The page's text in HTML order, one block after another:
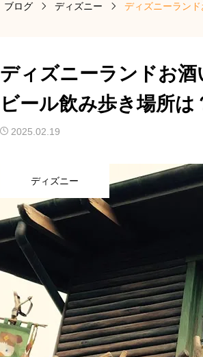
ブログ ディズニー ディズニーラン
ディズニーランドお
ビール飲み歩き場所は
2025.02.19
ディズニー